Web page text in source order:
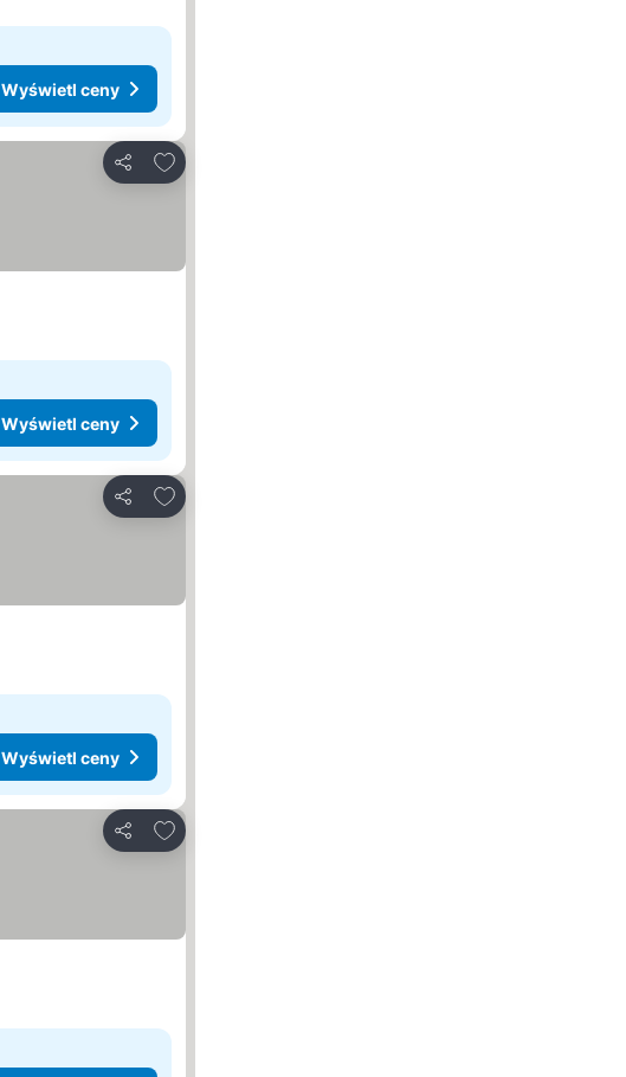
Wyświetl ceny
Udostępnij
Dodaj do ulubionych
Wyświetl ceny
Udostępnij
Dodaj do ulubionych
Wyświetl ceny
Udostępnij
Dodaj do ulubionych